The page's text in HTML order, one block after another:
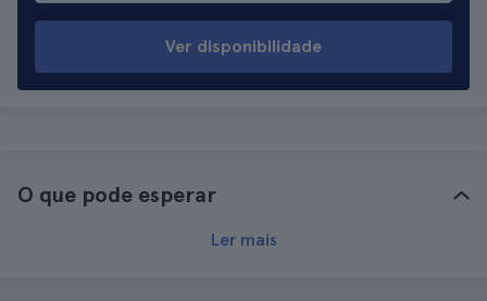
Ver disponibilidade
O que pode esperar
Ler mais